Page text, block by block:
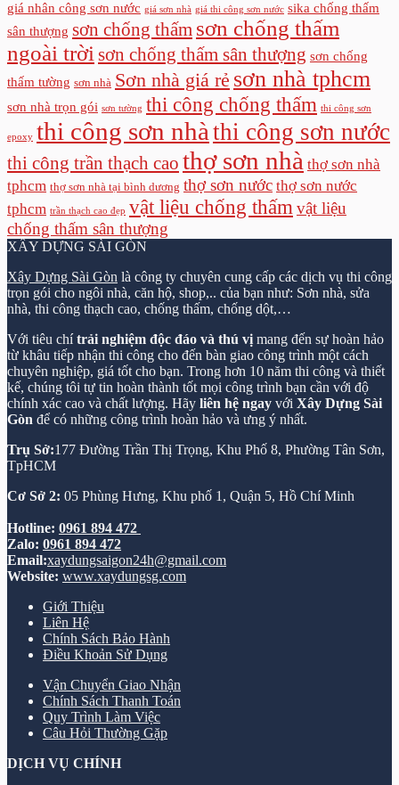
giá nhân công sơn nước giá sơn nhà giá thi công sơn nước sika chống thấm
sân thượng sơn chống thấm sơn chống thấm
ngoài trời sơn chống thấm sân thượng sơn chống
thấm tường sơn nhà Sơn nhà giá rẻ sơn nhà tphcm
sơn nhà trọn gói sơn tường thi công chống thấm thi công sơn
epoxy thi công sơn nhà thi công sơn nước
thi công trần thạch cao thợ sơn nhà thợ sơn nhà
tphcm thợ sơn nhà tại bình dương thợ sơn nước thợ sơn nước
tphcm trần thạch cao đẹp vật liệu chống thấm vật liệu
chống thấm sân thượng
XÂY DỰNG SÀI GÒN
Xây Dựng Sài Gòn là công ty chuyên cung cấp các dịch vụ thi công
trọn gói cho ngôi nhà, căn hộ, shop,.. của bạn như: Sơn nhà, sửa
nhà, thi công thạch cao, chống thấm, chống dột,…
Với tiêu chítrải nghiệm độc đáo và thú vị mang đến sự hoàn hảo
từ khâu tiếp nhận thi công cho đến bàn giao công trình một cách
chuyên nghiệp, giá tốt cho bạn. Trong hơn 10 năm thi công và thiết
kế, chúng tôi tự tin hoàn thành tốt mọi công trình bạn cần với độ
chính xác cao và chất lượng. Hãy liên hệ ngay với Xây Dựng Sài
Gòn để có những công trình hoàn hảo và ưng ý nhất.
Trụ Sở:177 Đường Trần Thị Trọng, Khu Phố 8, Phường Tân Sơn,
TpHCM
Cơ Sở 2: 05 Phùng Hưng, Khu phố 1, Quận 5, Hồ Chí Minh
Hotline: 0961 894 472
Zalo: 0961 894 472
Email:xaydungsaigon24h@gmail.com
Website: www.xaydungsg.com
Giới Thiệu
Liên Hệ
Chính Sách Bảo Hành
Điều Khoản Sử Dụng
Vận Chuyển Giao Nhận
Chính Sách Thanh Toán
Quy Trình Làm Việc
Câu Hỏi Thường Gặp
DỊCH VỤ CHÍNH